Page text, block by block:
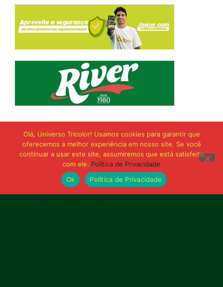
Olá, Universo Tricolor! Usamos cookies para garantir que
oferecemos a melhor experiência em nosso site. Se você
continuar a usar este site, assumiremos que está satisfeito
com ele. Política de Privacidade
Ok
Política de Privacidade